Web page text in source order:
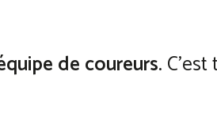
de coureurs.